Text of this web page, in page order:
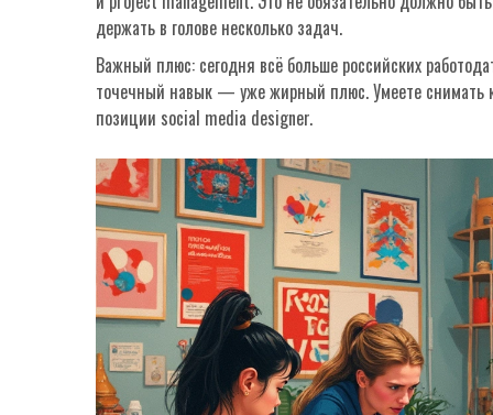
держать в голове несколько задач.
Важный плюс: сегодня всё больше российских
точечный навык — уже жирный плюс. Умеете снимать
позиции social media designer.